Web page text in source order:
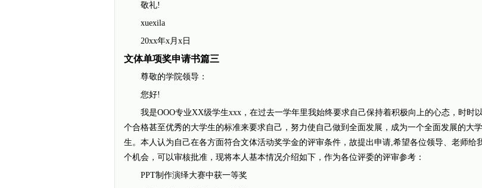
敬礼!
xuexila
20xx年x月x日
文体单项奖申请书篇三
尊敬的学院领导：
您好!
我是OOO专业XX级学生xxx，在过去一学年里我始终要求自己保持着积极向上的心态，时时
个合格甚至优秀的大学生的标准来要求自己，努力使自己做到全面发展，成为一个全面发展的大学
生。本人认为自己在各方面符合文体活动奖学金的评审条件，故提出申请,希望各位领导、老师给
个机会，可以审核批准，现将本人基本情况介绍如下，作为各位评委的评审参考：
PPT制作演绎大赛中获一等奖